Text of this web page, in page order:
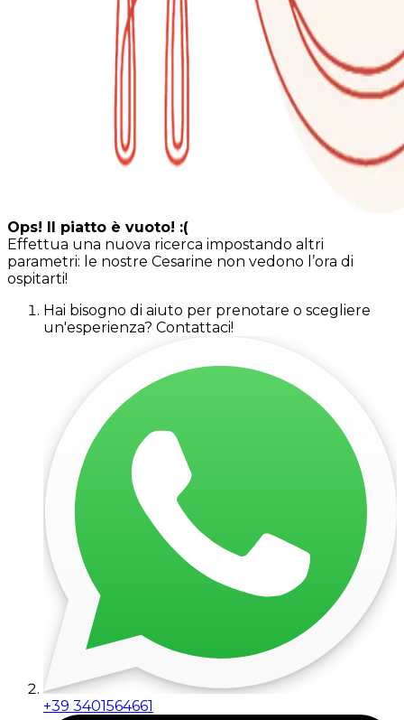
Ops! Il piatto è vuoto! :(
Effettua una nuova ricerca impostando altri
parametri: le nostre Cesarine non vedono l’ora di
ospitarti!
Hai bisogno di aiuto per prenotare o scegliere
un'esperienza? Contattaci!
+39 3401564661